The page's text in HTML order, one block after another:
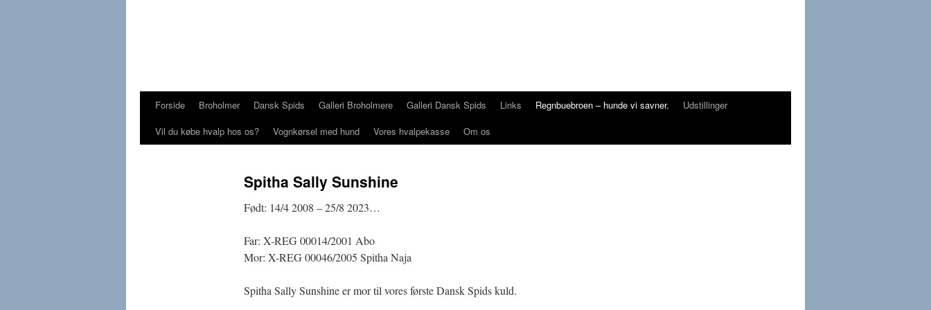
Forside Broholmer Dansk Spids Galleri Broholmere Galleri Dansk Spids Links Regnbuebroen – hunde vi savner.
Udstillinger
Vil du købe hvalp hos os?
Vognkørsel med hund Vores hvalpekasse Om os
Spitha Sally Sunshine
Født: 14/4 2008 – 25/8 2023…
Far: X-REG 00014/2001 Abo
Mor: X-REG 00046/2005 Spitha Naja
Spitha Sally Sunshine er mor til vores første Dansk Spids kuld.